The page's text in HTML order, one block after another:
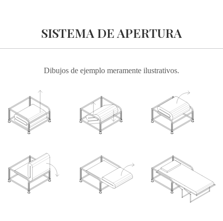
SISTEMA DE APERTURA
Dibujos de ejemplo meramente ilustrativos.